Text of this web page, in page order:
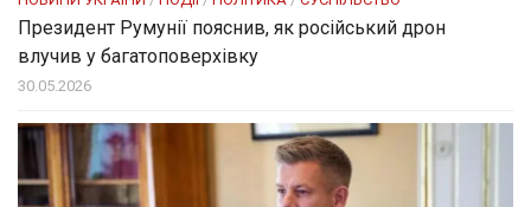
Президент Румунії пояснив, як російський дрон
влучив у багатоповерхівку
30.05.2026